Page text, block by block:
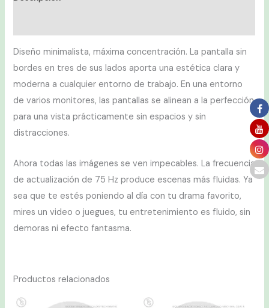
Diseño minimalista, máxima concentración. La pantalla sin
bordes en tres de sus lados aporta una estética clara y
moderna a cualquier entorno de trabajo. En una entorno
de varios monitores, las pantallas se alinean a la perfección
para una vista prácticamente sin espacios y sin
distracciones.
Ahora todas las imágenes se ven impecables. La frecuencia
de actualización de 75 Hz produce escenas más fluidas. Ya
sea que te estés poniendo al día con tu drama favorito,
mires un video o juegues, tu entretenimiento es fluido, sin
demoras ni efecto fantasma.
Productos relacionados